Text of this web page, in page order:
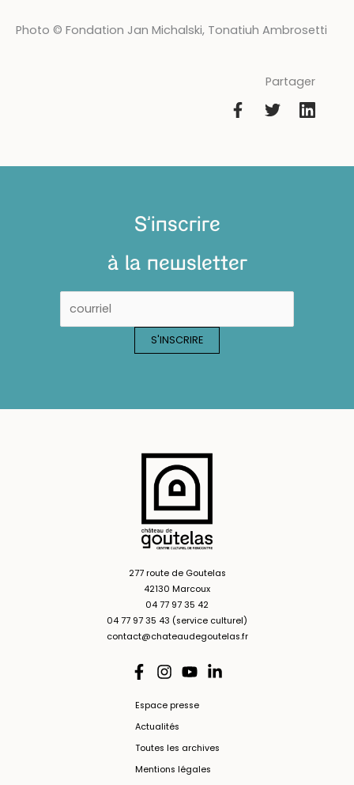
Photo © Fondation Jan Michalski, Tonatiuh Ambrosetti
Partager
S'inscrire
à la newsletter
277 route de Goutelas
42130 Marcoux
04 77 97 35 42
04 77 97 35 43 (service culturel)
contact@chateaudegoutelas.fr
Espace presse
Actualités
Toutes les archives
Mentions légales